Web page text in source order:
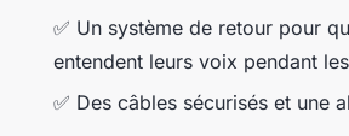
✅ Un système de retour pour
entendent leurs voix pendant
✅ Des câbles sécurisés et une